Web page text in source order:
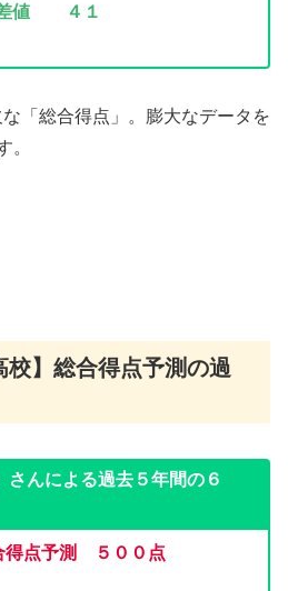
値 ４１
「総合得点」。膨大なデータを
。
校】総合得点予測の過
さんによる過去５年間の６
得点予測 ５００点